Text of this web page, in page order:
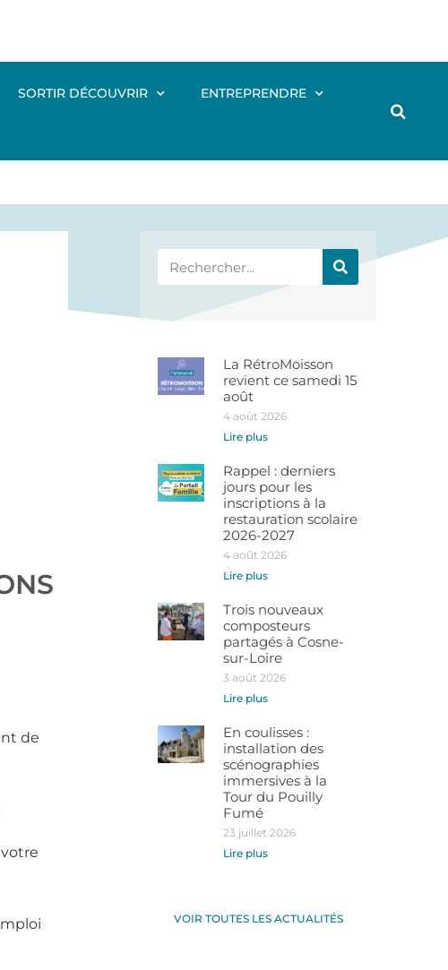
SORTIR DÉCOUVRIR ENTREPRENDRE
de
La RétroMoisson
revient ce samedi 15
août
4 août 2026
Lire plus
Rappel : derniers
jours pour les
inscriptions à la
restauration scolaire
2026-2027
4 août 2026
Lire plus
Trois nouveaux
composteurs
partagés à Cosne-
sur-Loire
3 août 2026
Lire plus
En coulisses :
installation des
scénographies
immersives à la
Tour du Pouilly
Fumé
23 juillet 2026
Lire plus
VOIR TOUTES LES ACTUALITÉS